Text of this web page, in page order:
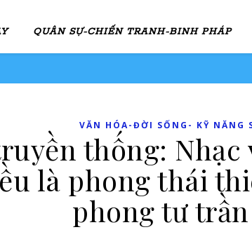
QUÂN SỰ-CHIẾN TRANH-BINH PHÁP
VĂN HÓA-ĐỜI SỐNG- KỸ NĂNG
thống:
là phong thái
phong tư